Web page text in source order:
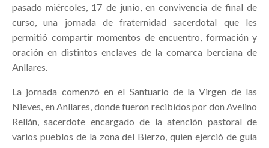
pasado miércoles, 17 de junio, en convivencia de final de
curso, una jornada de fraternidad sacerdotal que les
permitió compartir momentos de encuentro, formación y
oración en distintos enclaves de la comarca berciana de
Anllares.
La jornada comenzó en el Santuario de la Virgen de las
Nieves, en Anllares, donde fueron recibidos por don Avelino
Rellán, sacerdote encargado de la atención pastoral de
varios pueblos de la zona del Bierzo, quien ejerció de guía